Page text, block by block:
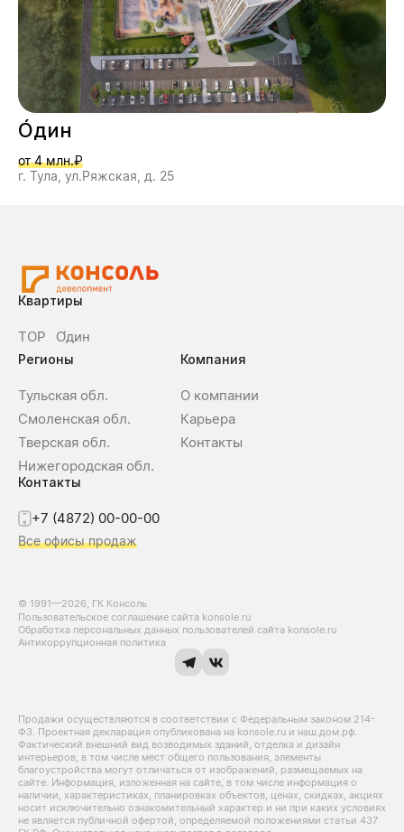
О́дин
от 4 млн.₽
г. Тула, ул.Ряжская, д. 25
Квартиры
ТОР О́дин
Регионы
Тульская обл.
Смоленская обл.
Тверская обл.
Нижегородская обл.
Компания
О компании
Карьера
Контакты
Контакты
+7 (4872) 00-00-00
Все офисы продаж
© 1991—2026, ГК Консоль
Пользовательское соглашение сайта konsole.ru
Обработка персональных данных пользователей сайта konsole.ru
Антикоррупционная политика
Продажи осуществляются в соответствии с Федеральным законом 214-
Ф3. Проектная декларация опубликована на konsole.ru и наш.дом.рф.
Фактический внешний вид возводимых зданий, отделка и дизайн
интерьеров, в том числе мест общего пользования, элементы
благоустройства могут отличаться от изображений, размещаемых на
сайте. Информация, изложенная на сайте, в том числе информация о
наличии, характеристиках, планировках объектов, ценах, скидках, акциях
носит исключительно ознакомительный характер и ни при каких условиях
не является публичной офертой, определяемой положениями статьи 437